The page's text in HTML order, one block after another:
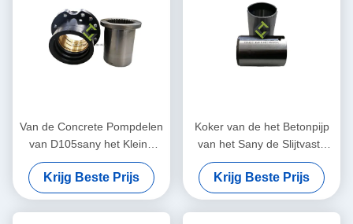
Van de Concrete Pompdelen
van D105sany het Kleine
Beëindigen die
Blokassemblage dragen
Krijg Beste Prijs
Koker van de het Betonpijp
van het Sany de Slijtvaste
Staal voor beton
Krijg Beste Prijs